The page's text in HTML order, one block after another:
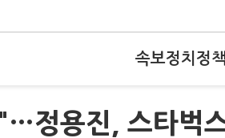
속보정치 정책
정용진, 스타벅스